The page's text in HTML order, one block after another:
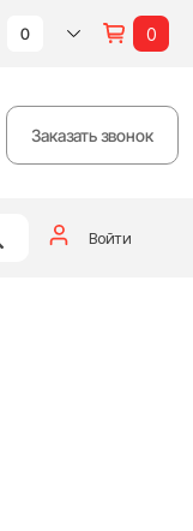
0 0
Заказать звонок
Войти